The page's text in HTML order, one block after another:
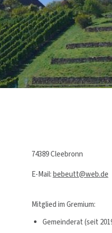
74389 Cleebronn
E-Mail: bebeutt@web.de
Mitglied im Gremium:
Gemeinderat (seit